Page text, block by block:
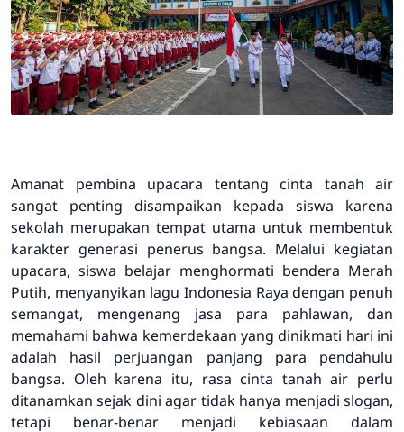
Amanat pembina upacara tentang cinta tanah air
sangat penting disampaikan kepada siswa karena
sekolah merupakan tempat utama untuk membentuk
karakter generasi penerus bangsa. Melalui kegiatan
upacara, siswa belajar menghormati bendera Merah
Putih, menyanyikan lagu Indonesia Raya dengan penuh
semangat, mengenang jasa para pahlawan, dan
memahami bahwa kemerdekaan yang dinikmati hari ini
adalah hasil perjuangan panjang para pendahulu
bangsa. Oleh karena itu, rasa cinta tanah air perlu
ditanamkan sejak dini agar tidak hanya menjadi slogan,
tetapi benar-benar menjadi kebiasaan dalam